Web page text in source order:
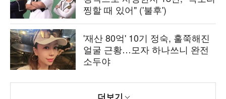
찡할 때 있어" ('불후')
'재산 80억' 10기 정숙, 훌쭉해진
얼굴 근황…모자 하나쓰니 완전
소두야
더보기